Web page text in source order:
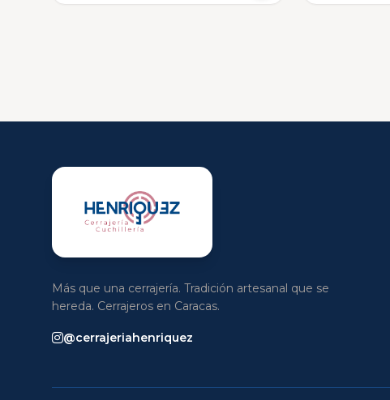
Más que una cerrajería. Tradición artesanal que se
hereda. Cerrajeros en Caracas.
@cerrajeriahenriquez